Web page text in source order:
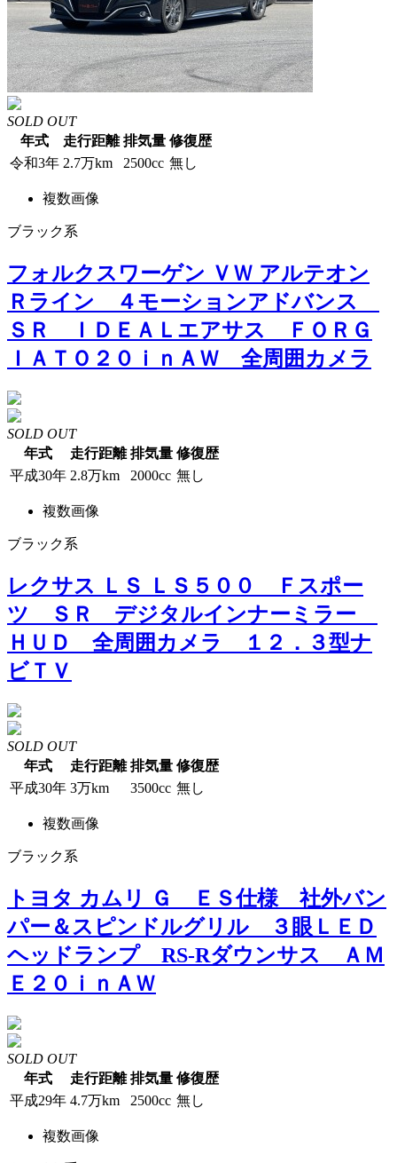
SOLD OUT
年式
走行距離 排気量 修復歴
令和3年 2.7万km 2500cc 無し
複数画像
ブラック系
フォルクスワーゲン ＶＷ アルテオン
Ｒライン ４モーションアドバンス
ＳＲ ＩＤＥＡＬエアサス ＦＯＲＧ
ＩＡＴＯ２０ｉｎＡＷ 全周囲カメラ
SOLD OUT
年式
走行距離 排気量 修復歴
平成30年 2.8万km 2000cc 無し
複数画像
ブラック系
レクサス ＬＳ ＬＳ５００ Ｆスポー
ツ ＳＲ デジタルインナーミラー
ＨＵＤ 全周囲カメラ １２．３型ナ
ビＴＶ
SOLD OUT
年式
走行距離 排気量 修復歴
平成30年 3万km 3500cc 無し
複数画像
ブラック系
トヨタ カムリ Ｇ ＥＳ仕様 社外バン
パー＆スピンドルグリル ３眼ＬＥＤ
ヘッドランプ RS-Rダウンサス ＡＭ
Ｅ２０ｉｎＡＷ
SOLD OUT
年式
走行距離 排気量 修復歴
平成29年 4.7万km 2500cc 無し
複数画像